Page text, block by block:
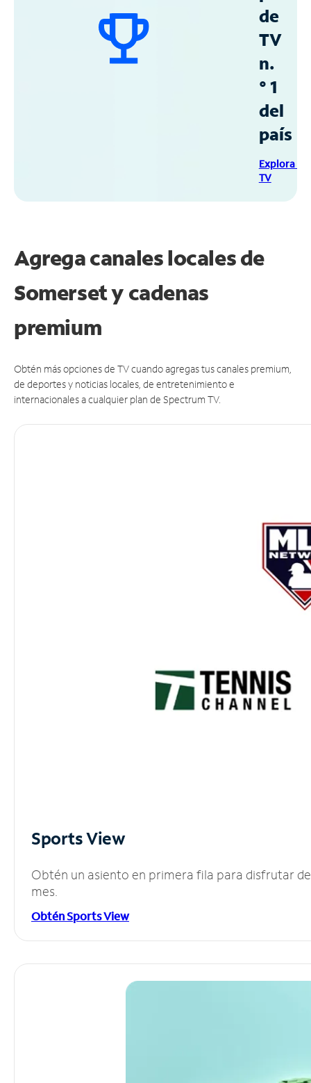
de
TV
n.
° 1
del
país
Explora
TV
Agrega canales locales de
Somerset y cadenas
premium
Obtén más opciones de TV cuando agregas tus canales premium,
de deportes y noticias locales, de entretenimiento e
internacionales a cualquier plan de Spectrum TV.
Sports View
Obtén un asiento en primera fila para disfrutar
mes.
Obtén Sports View